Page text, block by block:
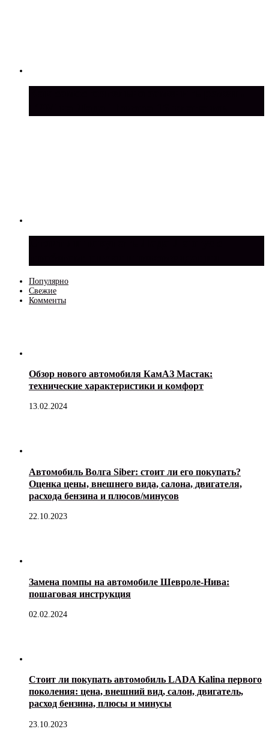
Популярно
Свежие
Комменты
Обзор нового автомобиля КамАЗ Мастак:
технические характеристики и комфорт
13.02.2024
Автомобиль Волга Siber: стоит ли его покупать?
Оценка цены, внешнего вида, салона, двигателя,
расхода бензина и плюсов/минусов
22.10.2023
Замена помпы на автомобиле Шевроле-Нива:
пошаговая инструкция
02.02.2024
Стоит ли покупать автомобиль LADA Kalina первого
поколения: цена, внешний вид, салон, двигатель,
расход бензина, плюсы и минусы
23.10.2023